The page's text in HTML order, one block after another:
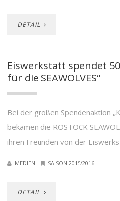
DETAIL
Eiswerkstatt spendet
für die SEAWOLVES“
Bei der großen Spendenaktion
bekamen die ROSTOCK
ihren Freunden von der
MEDIEN SAISON 2015/2016
DETAIL